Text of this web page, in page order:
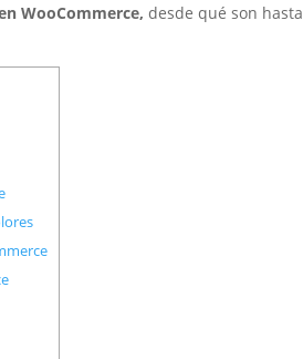
WooCommerce,desde qué son hasta